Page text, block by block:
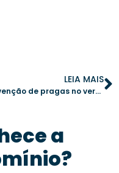
LEIA MAIS
Prevenção de pragas no verão: 5 dicas essenciais para condomínios
a